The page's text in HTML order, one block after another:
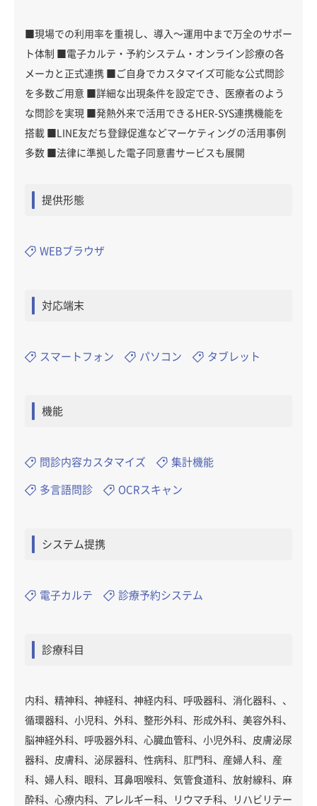
■現場での利用率を重視し、導入〜運用中まで万全のサポー
ト体制 ■電子カルテ・予約システム・オンライン診療の各
メーカと正式連携 ■ご自身でカスタマイズ可能な公式問診
を多数ご用意 ■詳細な出現条件を設定でき、医療者のよう
な問診を実現 ■発熱外来で活用できるHER-SYS連携機能を
搭載 ■LINE友だち登録促進などマーケティングの活用事例
多数 ■法律に準拠した電子同意書サービスも展開
提供形態
WEBブラウザ
対応端末
スマートフォン パソコン タブレット
機能
問診内容カスタマイズ 集計機能
多言語問診 OCRスキャン
システム提携
電子カルテ 診療予約システム
診療科目
内科、精神科、神経科、神経内科、呼吸器科、消化器科、、
循環器科、小児科、外科、整形外科、形成外科、美容外科、
脳神経外科、呼吸器外科、心臓血管科、小児外科、皮膚泌尿
器科、皮膚科、泌尿器科、性病科、肛門科、産婦人科、産
科、婦人科、眼科、耳鼻咽喉科、気管食道科、放射線科、麻
酔科、心療内科、アレルギー科、リウマチ科、リハビリテー